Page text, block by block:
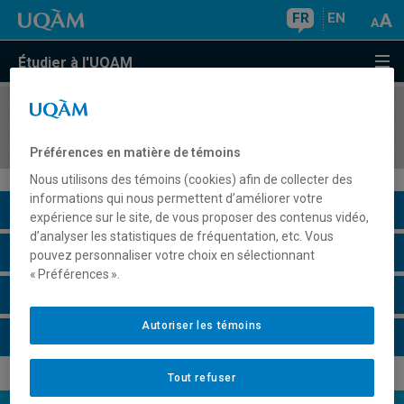
FR EN
Étudier à l'UQAM
COURS//
Description du cours
Horaire - Été 2026
Préférences en matière de témoins
Nous utilisons des témoins (cookies) afin de collecter des
informations qui nous permettent d’améliorer votre
expérience sur le site, de vous proposer des contenus vidéo,
d’analyser les statistiques de fréquentation, etc. Vous
pouvez personnaliser votre choix en sélectionnant
« Préférences ».
Tout refuser
Autoriser les témoins